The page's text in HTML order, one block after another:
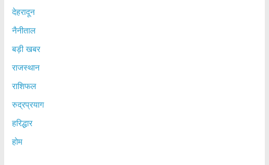
देहरादून
नैनीताल
बड़ी खबर
राजस्थान
राशिफल
रुद्रप्रयाग
हरिद्धार
होम